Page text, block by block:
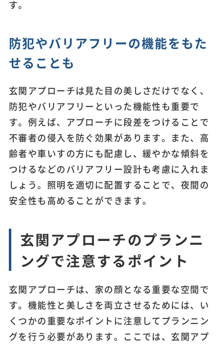
す。
防犯やバリアフリーの機能をもた
せることも
玄関アプローチは見た目の美しさだけでなく、
防犯やバリアフリーといった機能性も重要で
す。例えば、アプローチに段差をつけることで
不審者の侵入を防ぐ効果があります。また、高
齢者や車いすの方にも配慮し、緩やかな傾斜を
つけるなどのバリアフリー設計も考慮に入れま
しょう。照明を適切に配置することで、夜間の
安全性も高めることができます。
玄関アプローチのプランニ
ングで注意するポイント
玄関アプローチは、家の顔となる重要な空間で
す。機能性と美しさを両立させるためには、い
くつかの重要なポイントに注意してプランニン
グを行う必要があります。ここでは、玄関アプ